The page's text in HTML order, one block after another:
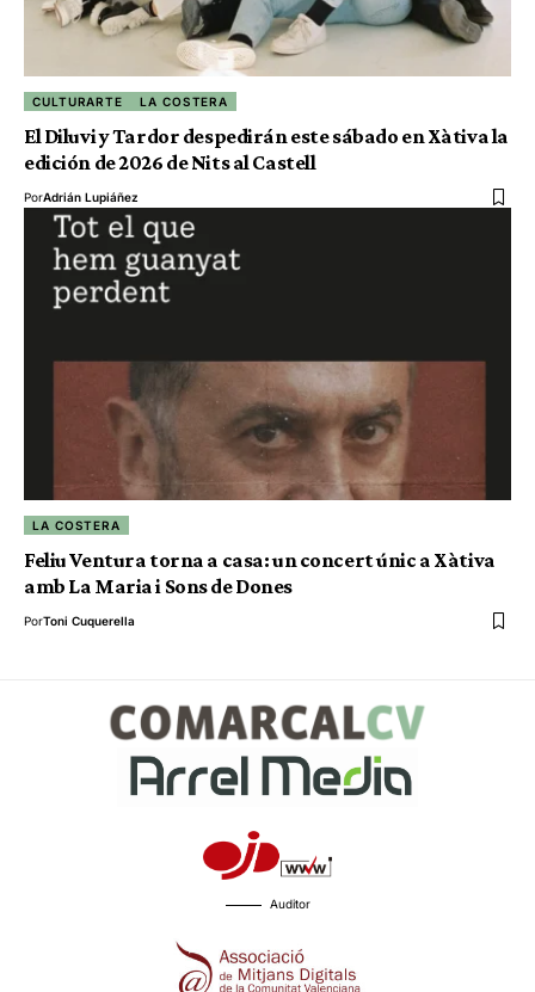
CULTURARTE LA COSTERA
El Diluvi y Tardor despedirán este sábado en Xàtiva la
edición de 2026 de Nits al Castell
PorAdrián Lupiáñez
LA COSTERA
Feliu Ventura torna a casa: un concert únic a Xàtiva
amb La Maria i Sons de Dones
PorToni Cuquerella
Auditor